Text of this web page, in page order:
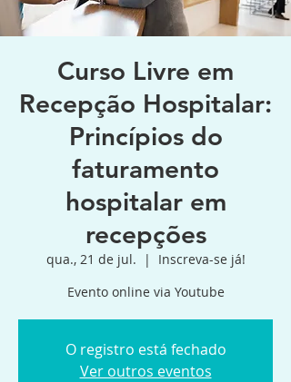
Curso Livre em
Recepção Hospitalar:
Princípios do
faturamento
hospitalar em
recepções
qua., 21 de jul.
  |
Inscreva-se já!
Evento online via Youtube
O registro está fechado
Ver outros eventos